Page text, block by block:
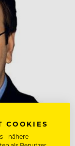
COOKIES
- nähere